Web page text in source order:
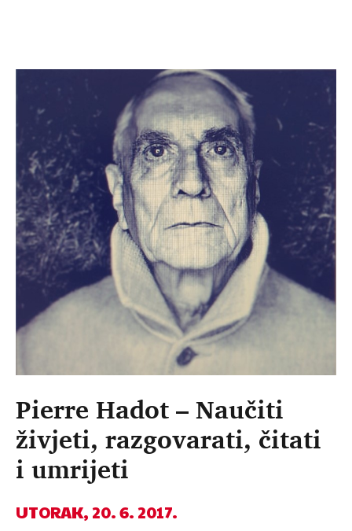
Pierre Hadot – Naučiti
živjeti, razgovarati, čitati
i umrijeti
UTORAK, 20. 6. 2017.